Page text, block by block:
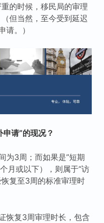
的时候，移民局的审理
但当然，至今受到延迟
请。）
请”的现况？
为3周；而如果是”短期
月或以下），则属于“访
复至3周的标准审理时
恢复3周审理时长，包含